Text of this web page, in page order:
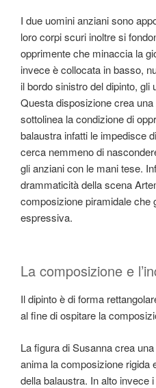
I due uomini anziani sono
loro corpi scuri inoltre si
opprimente che minaccia la
invece è collocata in basso,
il bordo sinistro del dipinto, gli
Questa disposizione crea
sottolinea la condizione di
balaustra infatti le impedisce
cerca nemmeno di
gli anziani con le mani tese.
drammaticità della scena
composizione piramidale che
espressiva.
La composizione e
Il dipinto è di forma
al fine di ospitare la
La figura di Susanna crea
anima la composizione rigida
della balaustra. In alto invece